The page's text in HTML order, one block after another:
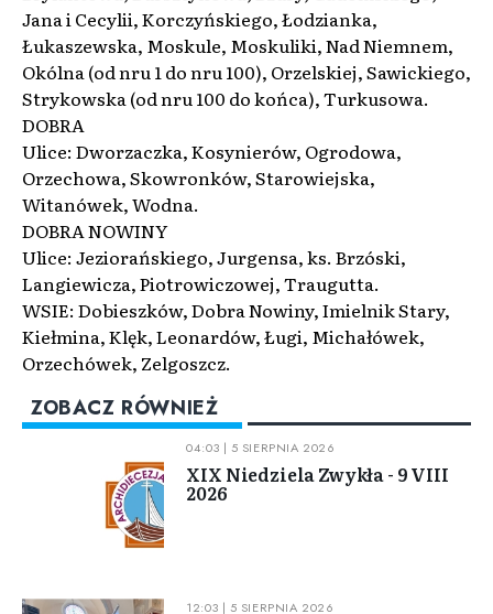
Jana i Cecylii, Korczyńskiego, Łodzianka,
Łukaszewska, Moskule, Moskuliki, Nad Niemnem,
Okólna (od nru 1 do nru 100), Orzelskiej, Sawickiego,
Strykowska (od nru 100 do końca), Turkusowa.
DOBRA
Ulice: Dworzaczka, Kosynierów, Ogrodowa,
Orzechowa, Skowronków, Starowiejska,
Witanówek, Wodna.
DOBRA NOWINY
Ulice: Jeziorańskiego, Jurgensa, ks. Brzóski,
Langiewicza, Piotrowiczowej, Traugutta.
WSIE: Dobieszków, Dobra Nowiny, Imielnik Stary,
Kiełmina, Klęk, Leonardów, Ługi, Michałówek,
Orzechówek, Zelgoszcz.
ZOBACZ RÓWNIEŻ
04:03 | 5 SIERPNIA 2026
XIX Niedziela Zwykła - 9 VIII
2026
12:03 | 5 SIERPNIA 2026